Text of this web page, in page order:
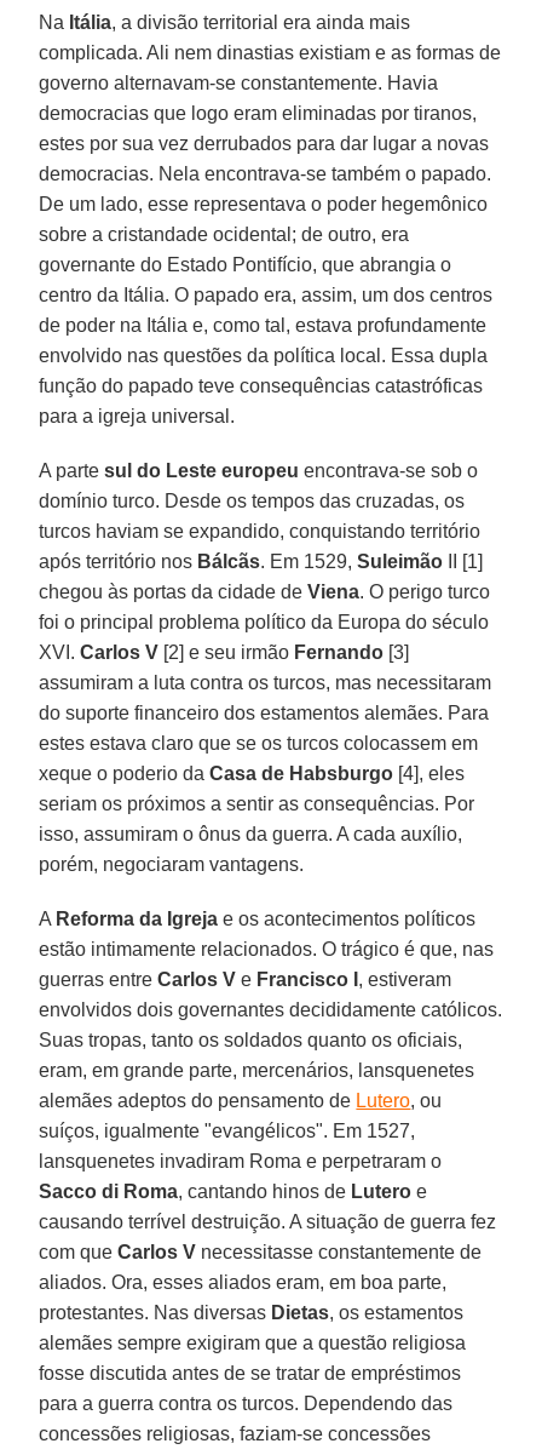
Na Itália, a divisão territorial era ainda mais
complicada. Ali nem dinastias existiam e as formas de
governo alternavam-se constantemente. Havia
democracias que logo eram eliminadas por tiranos,
estes por sua vez derrubados para dar lugar a novas
democracias. Nela encontrava-se também o papado.
De um lado, esse representava o poder hegemônico
sobre a cristandade ocidental; de outro, era
governante do Estado Pontifício, que abrangia o
centro da Itália. O papado era, assim, um dos centros
de poder na Itália e, como tal, estava profundamente
envolvido nas questões da política local. Essa dupla
função do papado teve consequências catastróficas
para a igreja universal.
A partesul do Leste europeu encontrava-se sob o
domínio turco. Desde os tempos das cruzadas, os
turcos haviam se expandido, conquistando território
após território nos Bálcãs. Em 1529,Suleimão II [1]
chegou às portas da cidade deViena. O perigo turco
foi o principal problema político da Europa do século
XVI.Carlos V [2] e seu irmão Fernando [3]
assumiram a luta contra os turcos, mas necessitaram
do suporte financeiro dos estamentos alemães. Para
estes estava claro que se os turcos colocassem em
xeque o poderio daCasa de Habsburgo [4], eles
seriam os próximos a sentir as consequências. Por
isso, assumiram o ônus da guerra. A cada auxílio,
porém, negociaram vantagens.
A Reforma da Igreja e os acontecimentos políticos
estão intimamente relacionados. O trágico é que, nas
guerras entreCarlos Ve Francisco I , estiveram
envolvidos dois governantes decididamente católicos.
Suas tropas, tanto os soldados quanto os oficiais,
eram, em grande parte, mercenários, lansquenetes
alemães adeptos do pensamento de Lutero, ou
suíços, igualmente "evangélicos". Em 1527,
lansquenetes invadiram Roma e perpetraram o
Sacco di Roma, cantando hinos de Lutero e
causando terrível destruição. A situação de guerra fez
com que Carlos V necessitasse constantemente de
aliados. Ora, esses aliados eram, em boa parte,
protestantes. Nas diversas Dietas, os estamentos
alemães sempre exigiram que a questão religiosa
fosse discutida antes de se tratar de empréstimos
para a guerra contra os turcos. Dependendo das
concessões religiosas, faziam-se concessões